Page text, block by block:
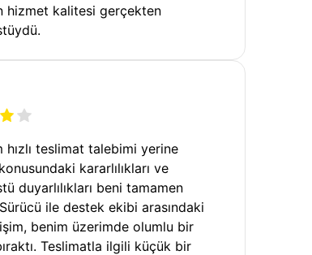
hizmet kalitesi gerçekten
hızlı teslimat talebimi yerine
kararlılıkları ve
duyarlılıkları beni tamamen
ile destek ekibi arasındaki
benim üzerimde olumlu bir
Teslimatla ilgili küçük bir